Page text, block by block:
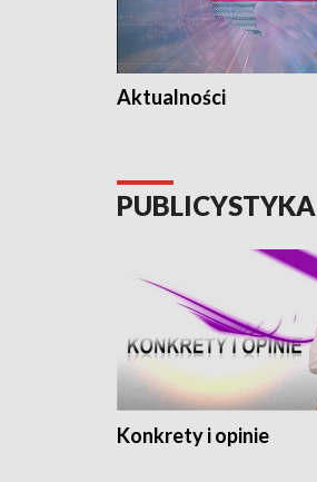
Aktualności
PUBLICYSTYKA
Konkrety i opinie